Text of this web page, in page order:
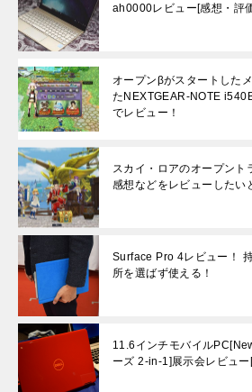
ah0000レビュー[感想・評
オープンβがスタートした
たNEXTGEAR-NOTE
でレビュー！
スカイ・ロアのオープント
感想などをレビューしたい
Surface Pro 4レビュー！
所を選ばず使える！
11.6インチモバイル
ーズ 2-in-1]展示会レビュー